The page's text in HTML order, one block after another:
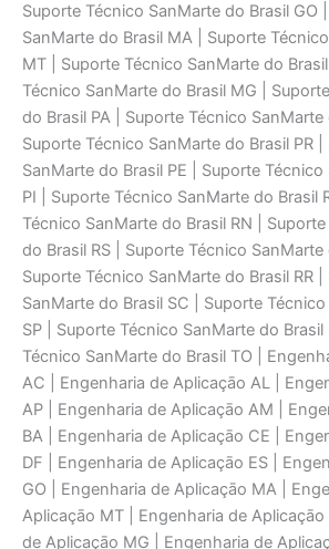
Suporte Técnico SanMarte do Brasil GO
SanMarte do Brasil MA | Suporte
MT | Suporte Técnico SanMarte do
Técnico SanMarte do Brasil MG |
do Brasil PA | Suporte Técnico SanMarte
Suporte Técnico SanMarte do Brasil PR
SanMarte do Brasil PE | Suporte
PI | Suporte Técnico SanMarte do Brasil
Técnico SanMarte do Brasil RN |
do Brasil RS | Suporte Técnico SanMarte
Suporte Técnico SanMarte do Brasil RR
SanMarte do Brasil SC | Suporte
SP | Suporte Técnico SanMarte do Brasil
Técnico SanMarte do Brasil TO |
AC | Engenharia de Aplicaçāo AL |
AP | Engenharia de Aplicaçāo AM |
BA | Engenharia de Aplicaçāo CE |
DF | Engenharia de Aplicaçāo ES |
GO | Engenharia de Aplicaçāo MA |
Aplicaçāo MT | Engenharia de
de Aplicaçāo MG | Engenharia de